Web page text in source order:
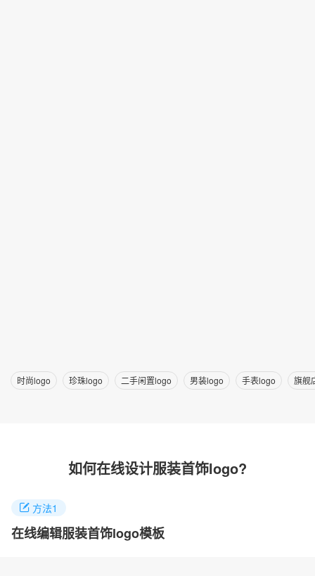
时尚logo 珍珠logo 二手闲置logo 男装logo 手表logo 旗舰
如何在线设计服装首饰logo?
方法1
在线编辑服装首饰logo模板